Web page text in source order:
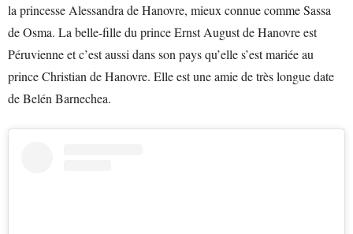
la princesse Alessandra de Hanovre, mieux connue comme Sassa
de Osma. La belle-fille du prince Ernst August de Hanovre est
Péruvienne et c’est aussi dans son pays qu’elle s’est mariée au
prince Christian de Hanovre. Elle est une amie de très longue date
de Belén Barnechea.